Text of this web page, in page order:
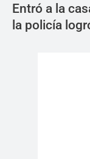
Entró a la
la policía